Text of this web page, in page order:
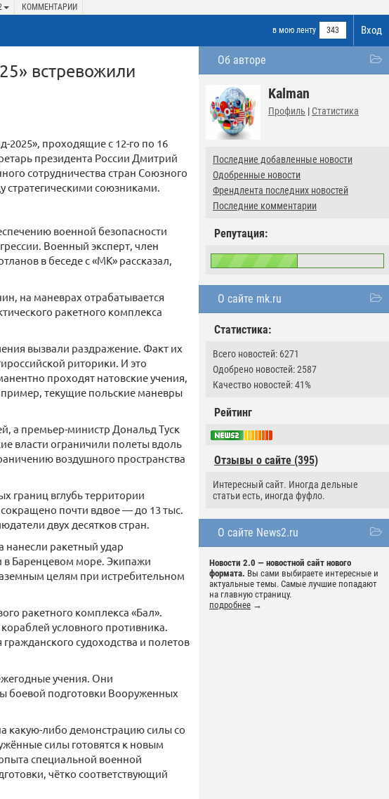
КОММЕНТАРИИ
Вход
в мою ленту 343
Об авторе
Kalman
Профиль | Статистика
Последние добавленные новости
Одобренные новости
Френдлента последних новостей
Последние комментарии
Репутация:
О сайте mk.ru
Статистика:
Всего новостей: 6271
Одобрено новостей: 2587
Качество новостей: 41%
Рейтинг
Отзывы о сайте (395)
Интересный сайт. Иногда дельные
статьи есть, иногда фуфло.
О сайте News2.ru
Новости 2.0 — новостной сайт нового
формата. Вы сами выбираете интересные и
актуальные темы. Самые лучшие попадают
на главную страницу.
подробнее →
встревожили
2025», проходящие с 12-го по 16
президента России Дмитрий
сотрудничества стран Союзного
стратегическими союзниками.
военной безопасности
Военный эксперт, член
в беседе с «МК» рассказал,
на маневрах отрабатывается
ракетного комплекса
вызвали раздражение. Факт их
риторики. И это
проходят натовские учения,
текущие польские маневры
а премьер-министр Дональд Туск
власти ограничили полеты вдоль
воздушного пространства
границ вглубь территории
почти вдвое — до 13 тыс.
двух десятков стран.
нанесли ракетный удар
в Баренцевом море. Экипажи
целям при истребительном
ракетного комплекса «Бал».
условного противника.
судоходства и полетов
учения. Они
боевой подготовки Вооруженных
какую-либо демонстрацию силы со
силы готовятся к новым
специальной военной
чётко соответствующий